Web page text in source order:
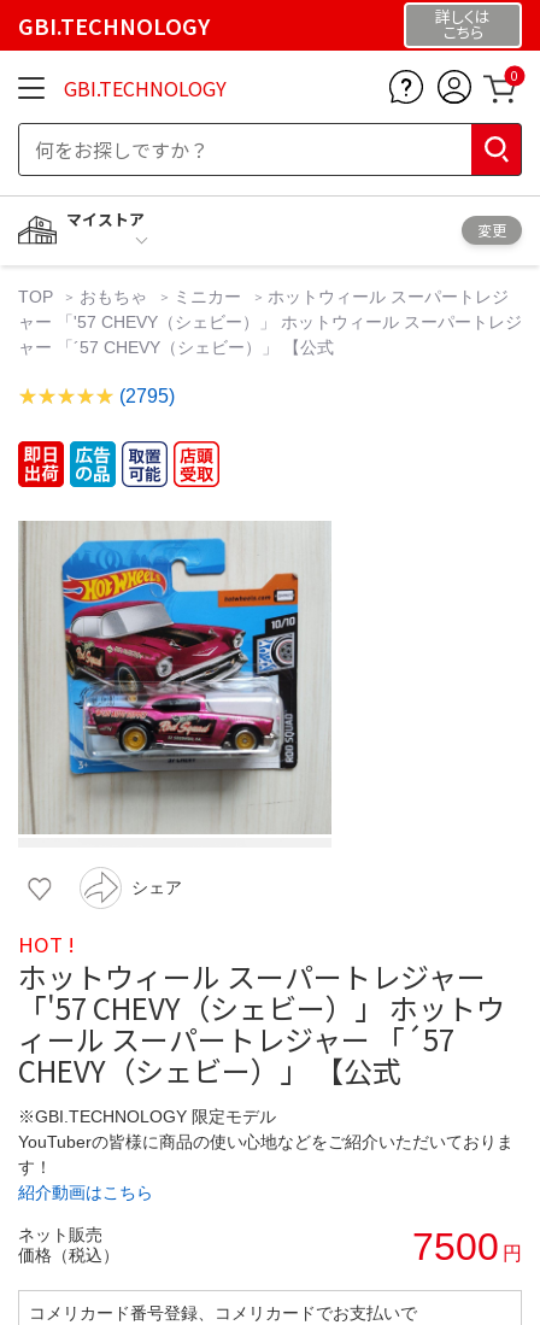
GBI.TECHNOLOGY 詳しくは
こちら
GBI.TECHNOLOGY 0
マイストア
変更
TOP おもちゃ ミニカー
ホットウィール スーパートレジ
ャー 「'57 CHEVY（シェビー）」 ホットウィール スーパートレジ
ャー 「´57 CHEVY（シェビー）」 【公式
(2795)
シェア
HOT !
ホットウィール スーパートレジャー
「'57 CHEVY（シェビー）」 ホットウ
ィール スーパートレジャー 「´57
CHEVY（シェビー）」 【公式
※GBI.TECHNOLOGY 限定モデル
YouTuberの皆様に商品の使い心地などをご紹介いただいておりま
す！
紹介動画はこちら
ネット販売
価格（税込）
7500 円
コメリカード番号登録、コメリカードでお支払いで